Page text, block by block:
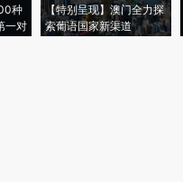
种
一对
【特别呈现】澳门全力探
索葡语国家新渠道